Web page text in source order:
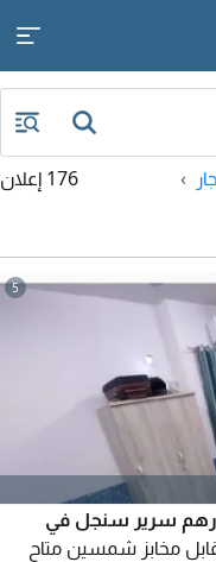
176 إعلان
5
سكن شباب عرب شيرانج 500 درهم سرير سنجل في
شارع جمال عبدالناصر المجاز 2 مقابل مخابز شمسين متاح